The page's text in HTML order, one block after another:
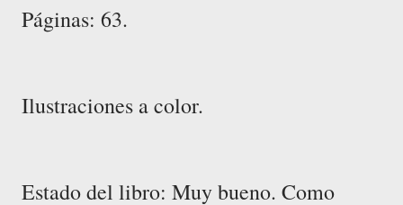
Páginas: 63.
Ilustraciones a color.
Estado del libro: Muy bueno. Como